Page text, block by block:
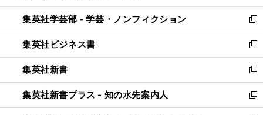
開
く
ウ
で
開
く
ン
ド
ウ
で
開
く
ウ
ィ
ン
ド
ウ
で
開
く
集英社学芸部 - 学芸・ノンフィクション
新
し
い
ウ
ィ
ン
ド
ウ
集英社ビジネス書
新
し
い
ウ
ィ
ン
集英社新書
新
し
い
ウ
集英社新書プラス - 知の水先案内人
新
し